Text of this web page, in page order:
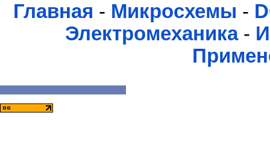
Главная - Микросхемы -
Электромеханика-